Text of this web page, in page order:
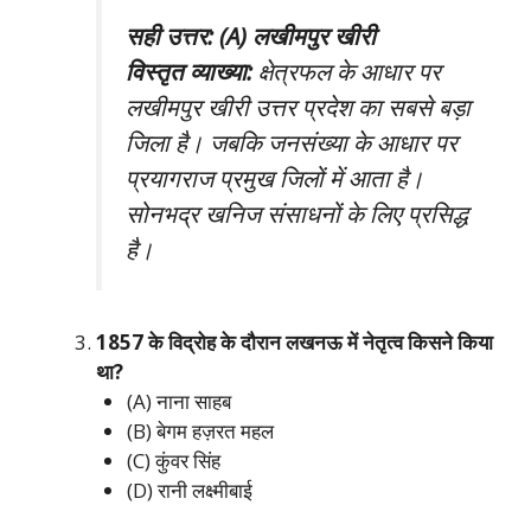
सही उत्तर: (A) लखीमपुर खीरी
विस्तृत व्याख्या:क्षेत्रफल के आधार पर
लखीमपुर खीरी उत्तर प्रदेश का सबसे बड़ा
जिला है। जबकि जनसंख्या के आधार पर
प्रयागराज प्रमुख जिलों में आता है।
सोनभद्र खनिज संसाधनों के लिए प्रसिद्ध
है।
1857 के विद्रोह के दौरान लखनऊ में नेतृत्व किसने किया
था?
(A) नाना साहब
(B) बेगम हज़रत महल
(C) कुंवर सिंह
(D) रानी लक्ष्मीबाई